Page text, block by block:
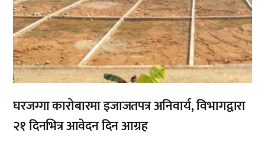
घरजग्गा कारोबारमा इजाजतपत्र अनिवार्य, विभागद्वारा
२१ दिनभित्र आवेदन दिन आग्रह